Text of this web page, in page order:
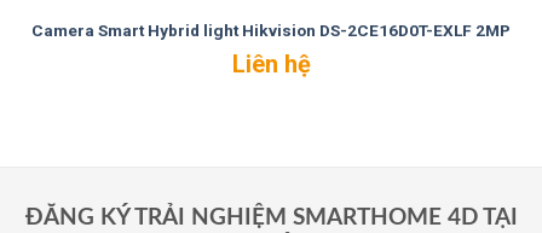
Camera Smart Hybrid light Hikvision DS-2CE16D0T-EXLF 2MP
Liên hệ
ĐĂNG KÝ TRẢI NGHIỆM SMARTHOME 4D TẠI